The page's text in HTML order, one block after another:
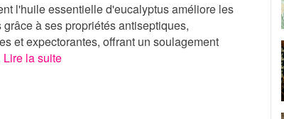
l'huile essentielle d'eucalyptus améliore les
à ses propriétés antiseptiques,
et expectorantes, offrant un soulagement
Lire la suite